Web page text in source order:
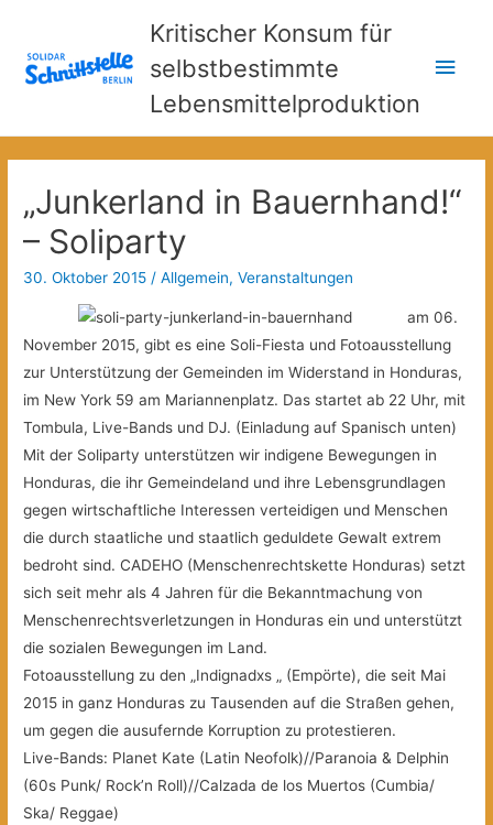
Kritischer Konsum für
selbstbestimmte
Lebensmittelproduktion
„Junkerland in Bauernhand!“
– Soliparty
30. Oktober 2015 /Allgemein,Veranstaltungen
am 06.
November 2015, gibt es eine Soli-Fiesta und Fotoausstellung
zur Unterstützung der Gemeinden im Widerstand in Honduras,
im New York 59 am Mariannenplatz. Das startet ab 22 Uhr, mit
Tombula, Live-Bands und DJ. (Einladung auf Spanisch unten)
Mit der Soliparty unterstützen wir indigene Bewegungen in
Honduras, die ihr Gemeindeland und ihre Lebensgrundlagen
gegen wirtschaftliche Interessen verteidigen und Menschen
die durch staatliche und staatlich geduldete Gewalt extrem
bedroht sind. CADEHO (Menschenrechtskette Honduras) setzt
sich seit mehr als 4 Jahren für die Bekanntmachung von
Menschenrechtsverletzungen in Honduras ein und unterstützt
die sozialen Bewegungen im Land.
Fotoausstellung zu den „Indignadxs „ (Empörte), die seit Mai
2015 in ganz Honduras zu Tausenden auf die Straßen gehen,
um gegen die ausufernde Korruption zu protestieren.
Live-Bands: Planet Kate (Latin Neofolk)//Paranoia & Delphin
(60s Punk/ Rock’n Roll)//Calzada de los Muertos (Cumbia/
Ska/ Reggae)